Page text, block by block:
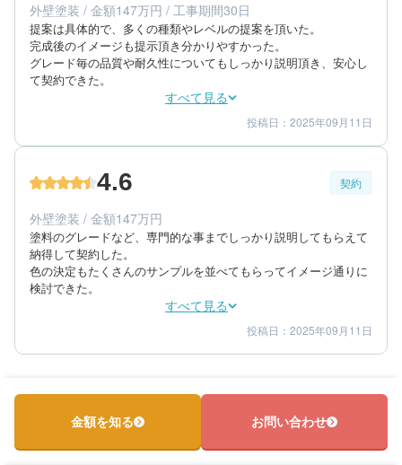
築年数：15年
外壁塗装 / 金額147万円 / 工事期間30日
提案は具体的で、多くの種類やレベルの提案を頂いた。
完成後のイメージも提示頂き分かりやすかった。
グレード毎の品質や耐久性についてもしっかり説明頂き、安心し
て契約できた。
すべて見る
仕上がり 3
満足度 4
60代/男性/一戸建て
築年数：15年
投稿日：2025年09月11日
4.6 契約
外壁塗装 / 金額147万円
塗料のグレードなど、専門的な事までしっかり説明してもらえて
納得して契約した。
色の決定もたくさんのサンプルを並べてもらってイメージ通りに
検討できた。
すべて見る
金額感 5
担当者 4
60代/男性/一戸建て
築年数：15年
投稿日：2025年09月11日
金額を知る お問い合わせ